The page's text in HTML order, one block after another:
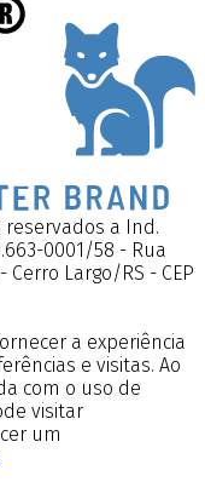
reservados a Ind.
0001/58 - Rua
Cerro Largo/RS - CEP
a experiência
e visitas. Ao
com o uso de
visitar
um